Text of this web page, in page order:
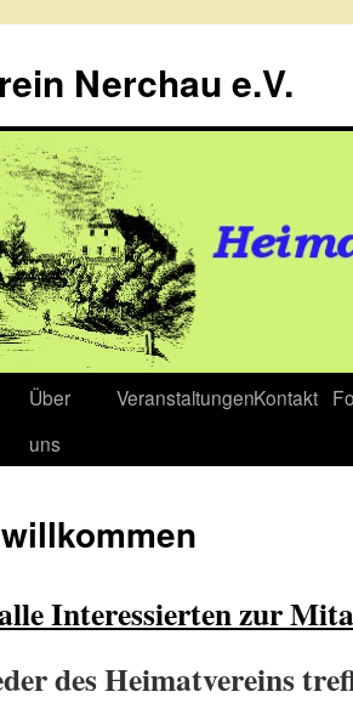
Nerchau e.V.
Über
uns
VeranstaltungenKontakt
Interessierten zur
des Heimatvereins